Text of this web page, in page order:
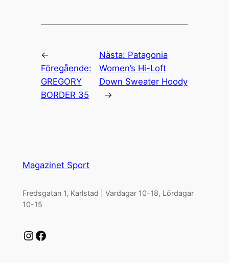
←
Föregående:
GREGORY
BORDER 35
Nästa: Patagonia
Women’s Hi-Loft
Down Sweater Hoody
→
Magazinet Sport
Fredsgatan 1, Karlstad | Vardagar 10-18, Lördagar
10-15
Instagram Facebook